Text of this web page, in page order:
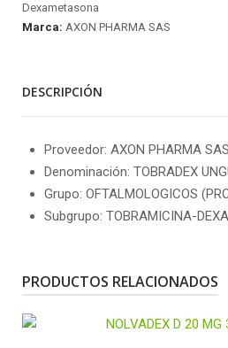
Dexametasona
Marca: AXON PHARMA SAS
DESCRIPCIÓN
Proveedor: AXON PHARMA SAS
Denominación: TOBRADEX
Grupo: OFTALMOLOGICOS
Subgrupo: TOBRAMICINA-
PRODUCTOS RELACIONADOS